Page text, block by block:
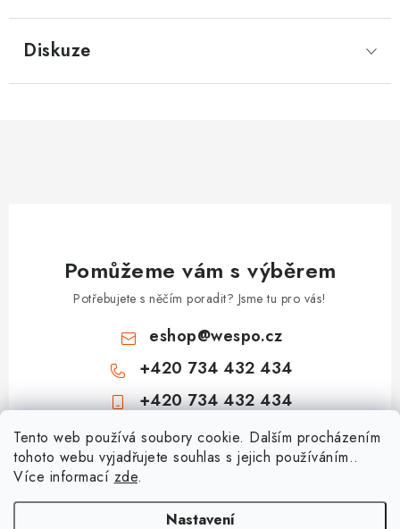
Tento web používá soubory cookie. Dalším procházením
tohoto webu vyjadřujete souhlas s jejich používáním..
Více informací zde.
Nastavení
Diskuze
Pomůžeme vám s výběrem
Potřebujete s něčím poradit? Jsme tu pro vás!
eshop@wespo.cz
+420 734 432 434
+420 734 432 434
Informace pro vás